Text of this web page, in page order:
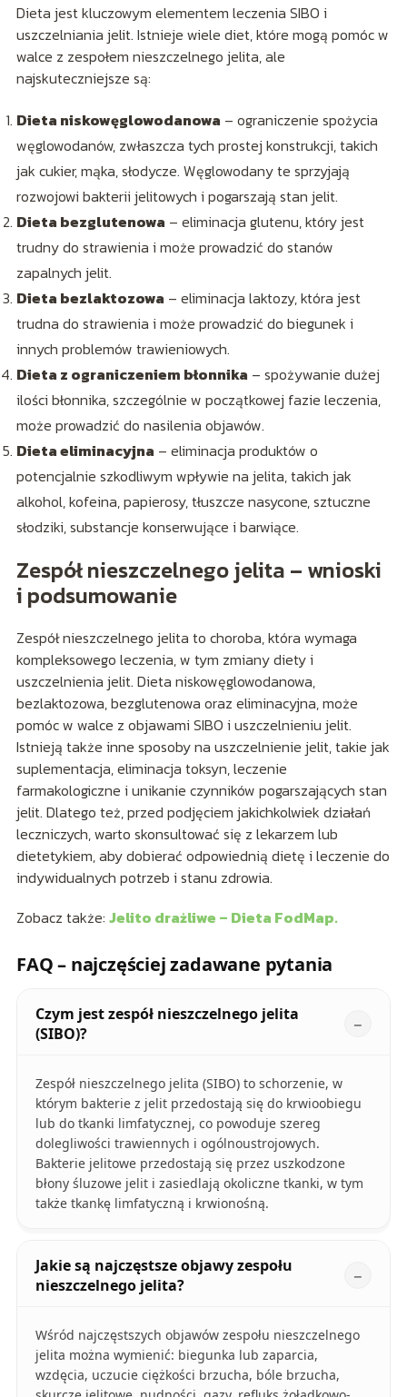
Dieta jest kluczowym elementem leczenia SIBO i
uszczelniania jelit. Istnieje wiele diet, które mogą pomóc w
walce z zespołem nieszczelnego jelita, ale
najskuteczniejsze są:
Dieta niskowęglowodanowa – ograniczenie spożycia
węglowodanów, zwłaszcza tych prostej konstrukcji, takich
jak cukier, mąka, słodycze. Węglowodany te sprzyjają
rozwojowi bakterii jelitowych i pogarszają stan jelit.
Dieta bezglutenowa – eliminacja glutenu, który jest
trudny do strawienia i może prowadzić do stanów
zapalnych jelit.
Dieta bezlaktozowa – eliminacja laktozy, która jest
trudna do strawienia i może prowadzić do biegunek i
innych problemów trawieniowych.
Dieta z ograniczeniem błonnika – spożywanie dużej
ilości błonnika, szczególnie w początkowej fazie leczenia,
może prowadzić do nasilenia objawów.
Dieta eliminacyjna – eliminacja produktów o
potencjalnie szkodliwym wpływie na jelita, takich jak
alkohol, kofeina, papierosy, tłuszcze nasycone, sztuczne
słodziki, substancje konserwujące i barwiące.
Zespół nieszczelnego jelita – wnioski
i podsumowanie
Zespół nieszczelnego jelita to choroba, która wymaga
kompleksowego leczenia, w tym zmiany diety i
uszczelnienia jelit. Dieta niskowęglowodanowa,
bezlaktozowa, bezglutenowa oraz eliminacyjna, może
pomóc w walce z objawami SIBO i uszczelnieniu jelit.
Istnieją także inne sposoby na uszczelnienie jelit, takie jak
suplementacja, eliminacja toksyn, leczenie
farmakologiczne i unikanie czynników pogarszających stan
jelit. Dlatego też, przed podjęciem jakichkolwiek działań
leczniczych, warto skonsultować się z lekarzem lub
dietetykiem, aby dobierać odpowiednią dietę i leczenie do
indywidualnych potrzeb i stanu zdrowia.
Zobacz także: Jelito drażliwe – Dieta FodMap.
FAQ – najczęściej zadawane pytania
Czym jest zespół nieszczelnego jelita
(SIBO)?
Zespół nieszczelnego jelita (SIBO) to schorzenie, w
którym bakterie z jelit przedostają się do krwioobiegu
lub do tkanki limfatycznej, co powoduje szereg
dolegliwości trawiennych i ogólnoustrojowych.
Bakterie jelitowe przedostają się przez uszkodzone
błony śluzowe jelit i zasiedlają okoliczne tkanki, w tym
także tkankę limfatyczną i krwionośną.
Jakie są najczęstsze objawy zespołu
nieszczelnego jelita?
Wśród najczęstszych objawów zespołu nieszczelnego
jelita można wymienić: biegunka lub zaparcia,
wzdęcia, uczucie ciężkości brzucha, bóle brzucha,